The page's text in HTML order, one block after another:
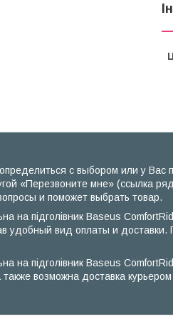
с выбором или у Вас
«Перезвоните мне» (ссылка
и поможет выбрать товар.
на підголівник Baseus
удобный вид оплаты и
на підголівник Baseus
возможна доставка курьером